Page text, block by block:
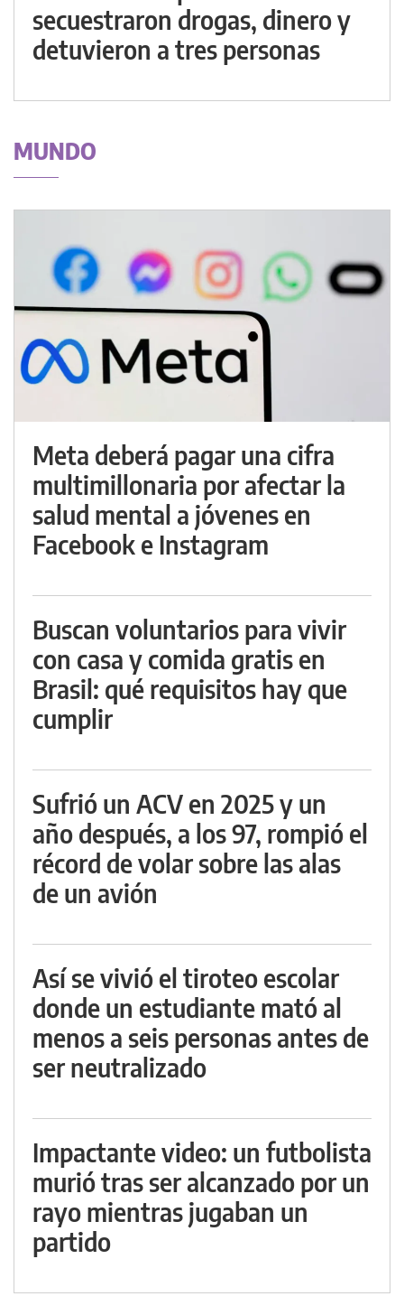
secuestraron drogas, dinero y
detuvieron a tres personas
MUNDO
Meta deberá pagar una cifra
multimillonaria por afectar la
salud mental a jóvenes en
Facebook e Instagram
Buscan voluntarios para vivir
con casa y comida gratis en
Brasil: qué requisitos hay que
cumplir
Sufrió un ACV en 2025 y un
año después, a los 97, rompió el
récord de volar sobre las alas
de un avión
Así se vivió el tiroteo escolar
donde un estudiante mató al
menos a seis personas antes de
ser neutralizado
Impactante video: un futbolista
murió tras ser alcanzado por un
rayo mientras jugaban un
partido